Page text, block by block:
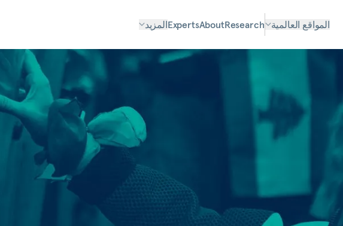
المواقع العالمية Research
About
Expertsالمزيد